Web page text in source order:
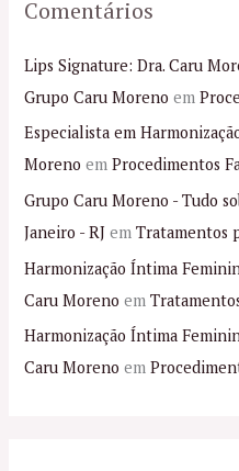
Comentários
Lips Signature: Dra. Caru
Grupo Caru Moreno em
Especialista em
Moreno emProcedimentos
Grupo Caru Moreno - Tudo
Janeiro - RJ emTratamentos
Harmonização Íntima
Caru Moreno em
Harmonização Íntima
Caru Moreno em